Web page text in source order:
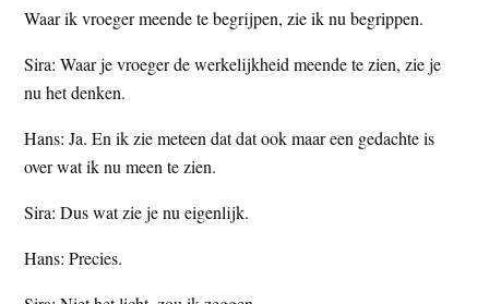
Waar ik vroeger meende te begrijpen, zie ik nu begrippen.
Sira: Waar je vroeger de werkelijkheid meende te zien, zie je
nu het denken.
Hans: Ja. En ik zie meteen dat dat ook maar een gedachte is
over wat ik nu meen te zien.
Sira: Dus wat zie je nu eigenlijk.
Hans: Precies.